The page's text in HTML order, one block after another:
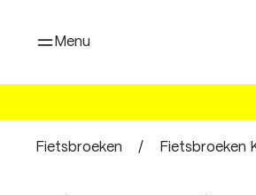
Menu
Fietsbroeken / Fietsbroeken